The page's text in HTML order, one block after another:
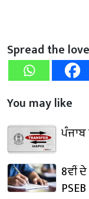
Spread the love
You may like
8ਵੀਂ
PSEB